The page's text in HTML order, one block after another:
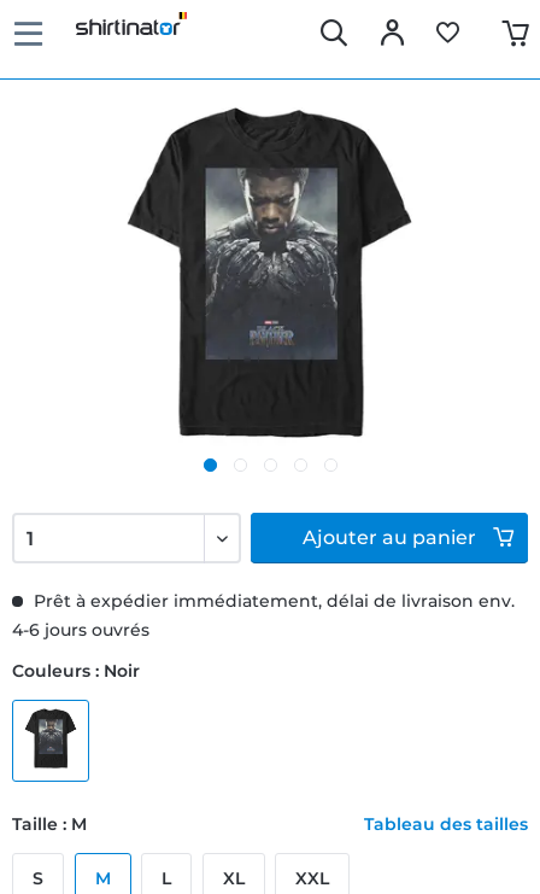
Prêt à expédier immédiatement, délai de livraison env.
4-6 jours ouvrés
Couleurs : Noir
Taille : M Tableau des tailles
S M L XL XXL
Ajouter au panier